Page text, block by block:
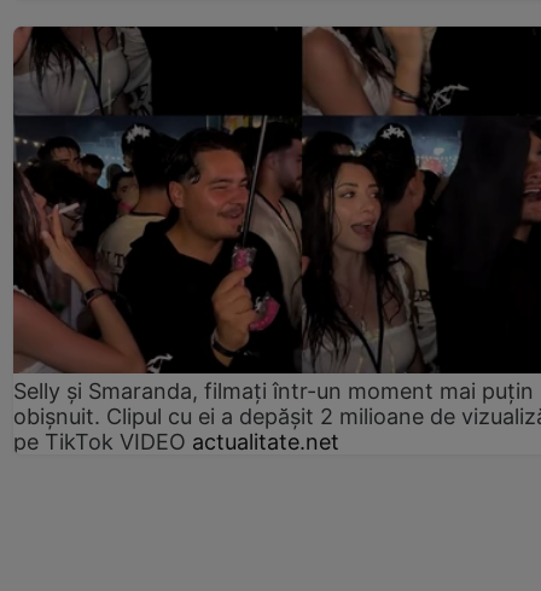
Selly și Smaranda, filmați într-un moment mai puțin
obișnuit. Clipul cu ei a depășit 2 milioane de
pe TikTok VIDEO actualitate.net